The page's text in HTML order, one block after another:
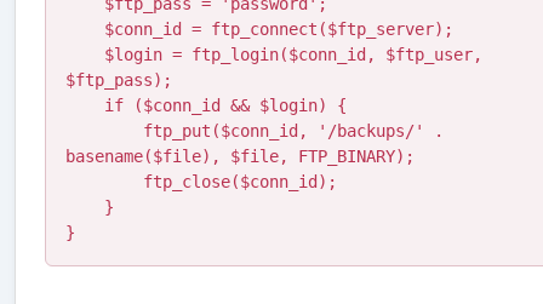
$ftp_pass);
basename($file), $file, FTP_BINARY);
}